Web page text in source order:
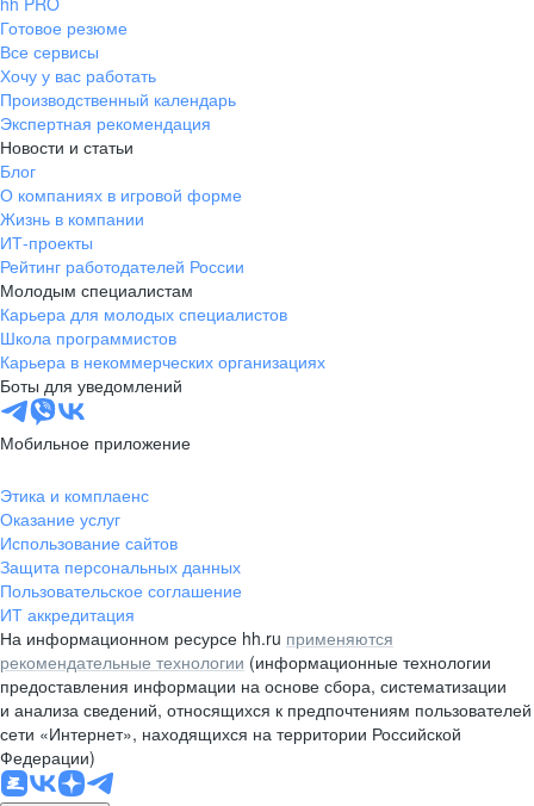
Готовое резюме
Все сервисы
Хочу у вас работать
Производственный календарь
Экспертная рекомендация
Новости и статьи
Блог
О компаниях в игровой форме
Жизнь в компании
ИТ-проекты
Рейтинг работодателей России
Молодым специалистам
Карьера для молодых специалистов
Школа программистов
Карьера в некоммерческих организациях
Боты для уведомлений
Мобильное приложение
Этика и комплаенс
Оказание услуг
Использование сайтов
Защита персональных данных
Пользовательское соглашение
ИТ аккредитация
На информационном ресурсе hh.ru применяются
рекомендательные технологии (информационные технологии
предоставления информации на основе сбора, систематизации
и анализа сведений, относящихся к предпочтениям пользователей
сети «Интернет», находящихся на территории Российской
Федерации)